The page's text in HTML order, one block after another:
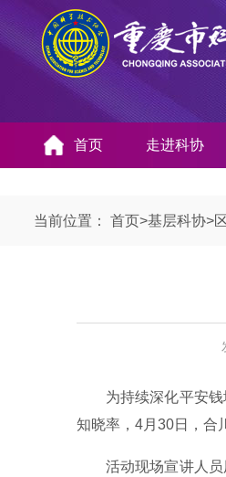
首页 走进科协
当前位置： 首页>基层科协>
为持续深化平安
知晓率，4月30日，合
活动现场宣讲人